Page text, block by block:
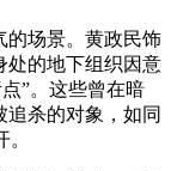
的场景。黄政民饰
处的地下组织因意
”。这些曾在暗
杀的对象，如同